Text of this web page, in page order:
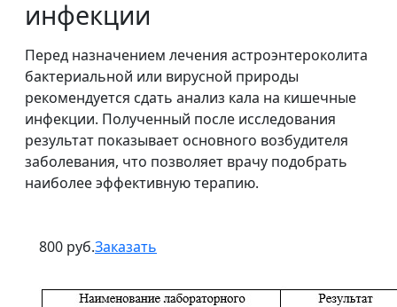
инфекции
Перед назначением лечения астроэнтероколита
бактериальной или вирусной природы
рекомендуется сдать анализ кала на кишечные
инфекции. Полученный после исследования
результат показывает основного возбудителя
заболевания, что позволяет врачу подобрать
наиболее эффективную терапию.
800 руб.Заказать